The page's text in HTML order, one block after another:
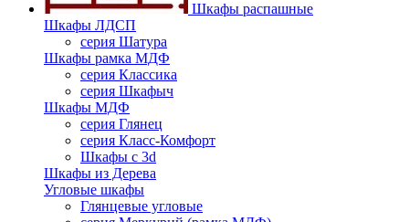
Шкафы распашные
Шкафы ЛДСП
серия Шатура
Шкафы рамка МДФ
серия Классика
серия Шкафыч
Шкафы МДФ
серия Глянец
серия Класс-Комфорт
Шкафы с 3d
Шкафы из Дерева
Угловые шкафы
Глянцевые угловые